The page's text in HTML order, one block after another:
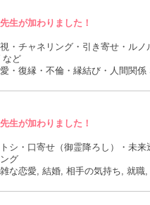
生が加わりました！
視・チャネリング・引き寄せ・ル
など
愛・復縁・不倫・縁結び・人間関係
生が加わりました！
トシ・口寄せ（御霊降ろし）・未
グ
雑な恋愛, 結婚, 相手の気持ち, 就職